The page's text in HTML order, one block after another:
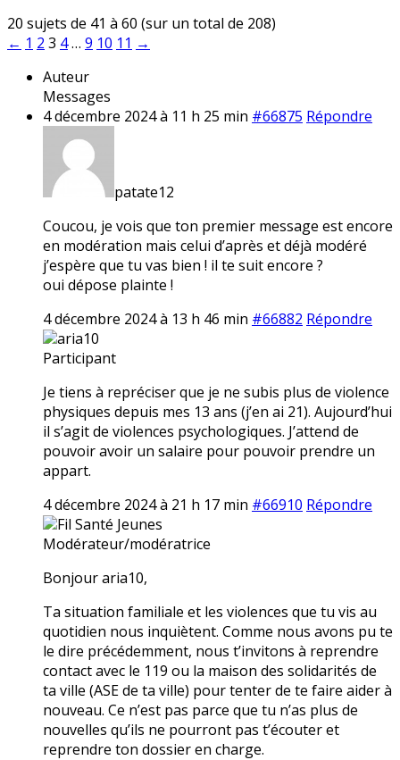
20 sujets de 41 à 60 (sur un total de 208)
← 1 2 3 4… 9 10 11 →
Auteur
Messages
4 décembre 2024 à 11 h 25 min #66875 Répondre
patate12
Coucou, je vois que ton premier message est encore
en modération mais celui d’après et déjà modéré
j’espère que tu vas bien ! il te suit encore ?
oui dépose plainte !
4 décembre 2024 à 13 h 46 min #66882 Répondre
aria10
Participant
Je tiens à repréciser que je ne subis plus de violence
physiques depuis mes 13 ans (j’en ai 21). Aujourd’hui
il s’agit de violences psychologiques. J’attend de
pouvoir avoir un salaire pour pouvoir prendre un
appart.
4 décembre 2024 à 21 h 17 min #66910 Répondre
Fil Santé Jeunes
Modérateur/modératrice
Bonjour aria10,
Ta situation familiale et les violences que tu vis au
quotidien nous inquiètent. Comme nous avons pu te
le dire précédemment, nous t’invitons à reprendre
contact avec le 119 ou la maison des solidarités de
ta ville (ASE de ta ville) pour tenter de te faire aider à
nouveau. Ce n’est pas parce que tu n’as plus de
nouvelles qu’ils ne pourront pas t’écouter et
reprendre ton dossier en charge.